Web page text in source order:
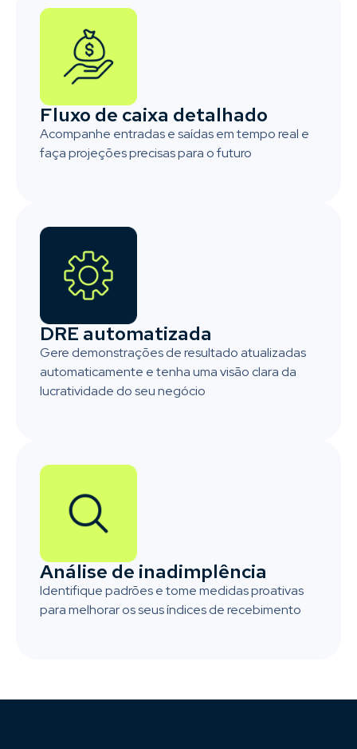
Fluxo de caixa detalhado
Acompanhe entradas e saídas em tempo real e
faça projeções precisas para o futuro
DRE automatizada
Gere demonstrações de resultado atualizadas
automaticamente e tenha uma visão clara da
lucratividade do seu negócio
Análise de inadimplência
Identifique padrões e tome medidas proativas
para melhorar os seus índices de recebimento